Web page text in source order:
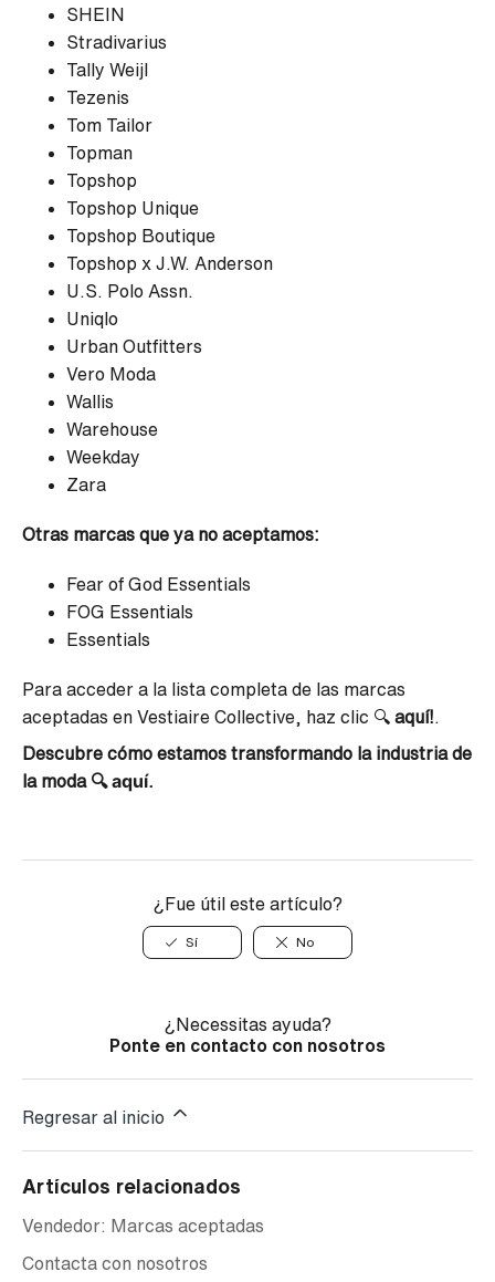
SHEIN
Stradivarius
Tally Weijl
Tezenis
Tom Tailor
Topman
Topshop
Topshop Unique
Topshop Boutique
Topshop x J.W. Anderson
U.S. Polo Assn.
Uniqlo
Urban Outfitters
Vero Moda
Wallis
Warehouse
Weekday
Zara
Otras marcas que ya no aceptamos:
Fear of God Essentials
FOG Essentials
Essentials
Para acceder a la lista completa de las marcas
aceptadas en Vestiaire Collective, haz clic 🔍 aquí!
Descubre cómo estamos transformando la industria de
la moda 🔍 aquí.
¿Fue útil este artículo?
Sí No
¿Necessitas ayuda?
Ponte en contacto con nosotros
Regresar al inicio
Artículos relacionados
Vendedor: Marcas aceptadas
Contacta con nosotros